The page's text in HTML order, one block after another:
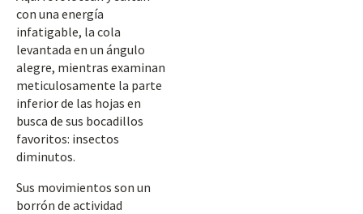
con una energía
infatigable, la cola
levantada en un ángulo
alegre, mientras examinan
meticulosamente la parte
inferior de las hojas en
busca de sus bocadillos
favoritos: insectos
diminutos.
Sus movimientos son un
borrón de actividad